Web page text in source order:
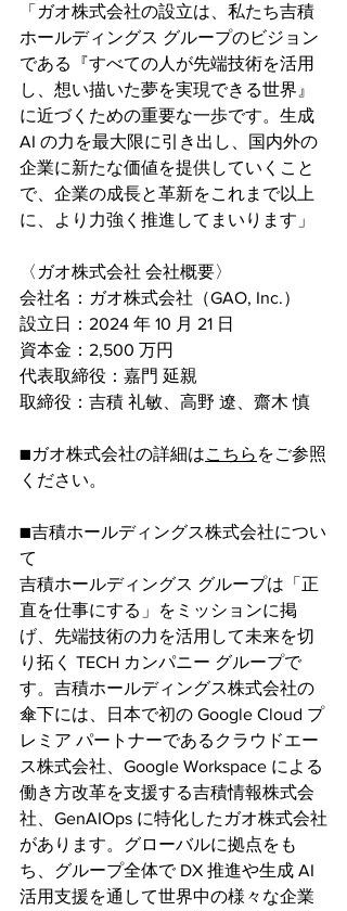
「ガオ株式会社の設立は、私たち吉積
ホールディングス グループのビジョン
である『すべての人が先端技術を活用
し、想い描いた夢を実現できる世界』
に近づくための重要な一歩です。生成
AI の力を最大限に引き出し、国内外の
企業に新たな価値を提供していくこと
で、企業の成長と革新をこれまで以上
に、より力強く推進してまいります」
〈ガオ株式会社 会社概要〉
会社名：ガオ株式会社（GAO, Inc.）
設立日：2024 年 10 月 21 日
資本金：2,500 万円
代表取締役：嘉門 延親
取締役：吉積 礼敏、高野 遼、齋木 慎
■ガオ株式会社の詳細はこちら をご参照
ください。
■吉積ホールディングス株式会社につい
て
吉積ホールディングス グループは「正
直を仕事にする」をミッションに掲
げ、先端技術の力を活用して未来を切
り拓く TECH カンパニー グループで
す。吉積ホールディングス株式会社の
傘下には、日本で初の Google Cloud プ
レミア パートナーであるクラウドエー
ス株式会社、Google Workspace による
働き方改革を支援する吉積情報株式会
社、GenAIOps に特化したガオ株式会社
があります。グローバルに拠点をも
ち、グループ全体で DX 推進や生成 AI
活用支援を通して世界中の様々な企業